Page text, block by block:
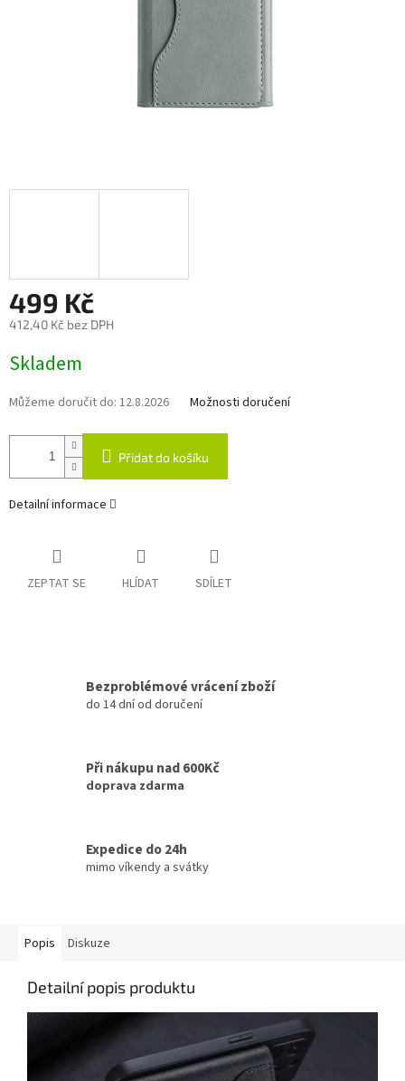
499 Kč
412,40 Kč bez DPH
cena:
Skladem
Můžeme doručit do: 12.8.2026 Možnosti doručení
Přidat do košíku
Detailní informace
ZEPTAT SE HLÍDAT SDÍLET
Bezproblémové vrácení zboží
do 14 dní od doručení
Při nákupu nad 600Kč
doprava zdarma
Expedice do 24h
mimo víkendy a svátky
Popis Diskuze
Detailní popis produktu